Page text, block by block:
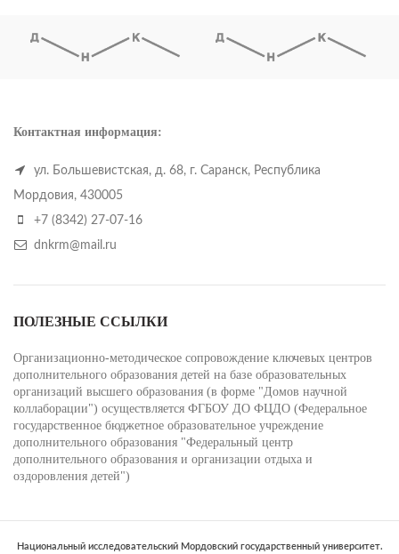
Контактная информация:
ул. Большевистская, д. 68, г. Саранск, Республика
Мордовия, 430005
+7 (8342) 27-07-16
dnkrm@mail.ru
ПОЛЕЗНЫЕ ССЫЛКИ
Организационно-методическое сопровождение ключевых центров
дополнительного образования детей на базе образовательных
организаций высшего образования (в форме "Домов научной
коллаборации") осуществляется ФГБОУ ДО ФЦДО (Федеральное
государственное бюджетное образовательное учреждение
дополнительного образования "Федеральный центр
дополнительного образования и организации отдыха и
оздоровления детей")
Национальный исследовательский Мордовский государственный университет.